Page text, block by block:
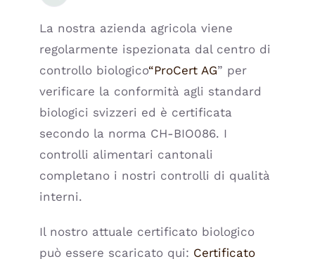
La nostra azienda agricola viene
regolarmente ispezionata dal centro di
controllo biologico“ProCert AG” per
verificare la conformità agli standard
biologici svizzeri ed è certificata
secondo la norma CH-BIO086. I
controlli alimentari cantonali
completano i nostri controlli di qualità
interni.
Il nostro attuale certificato biologico
può essere scaricato qui: Certificato